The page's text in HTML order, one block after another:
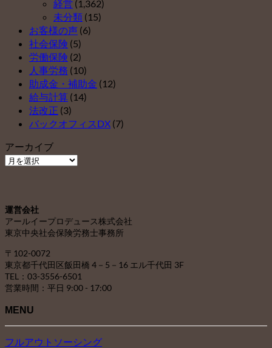
経営 (1,362)
未分類 (15)
お客様の声 (6)
社会保険 (5)
労働保険 (2)
人事労務 (10)
助成金・補助金 (12)
給与計算 (14)
法改正 (3)
バックオフィスDX (7)
アーカイブ
ア
ブ
運営会社
アールイープロデュース株式会社
東京中央社会保険労務士事務所
〒102-0072
東京都千代田区飯田橋 4－5－16 エル千代田 3F
TEL：03-3556-6501
営業時間：平日 9:00 - 17:00
MENU
フルアウトソーシング